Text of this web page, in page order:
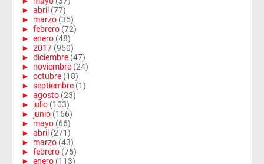
► abril (77)
► marzo (35)
► febrero (72)
► enero (48)
► 2017 (950)
► diciembre (47)
► noviembre (24)
► octubre (18)
► septiembre (1)
► agosto (23)
► julio (103)
► junio (166)
► mayo (66)
► abril (271)
► marzo (43)
► febrero (75)
► enero (113)